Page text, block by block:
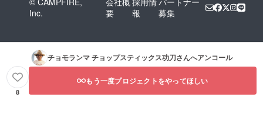
Inc.
要
報
募集
チョモランマ チョップスティックス功刀さんへアンコール
8
もう一度プロジェクトをやってほしい